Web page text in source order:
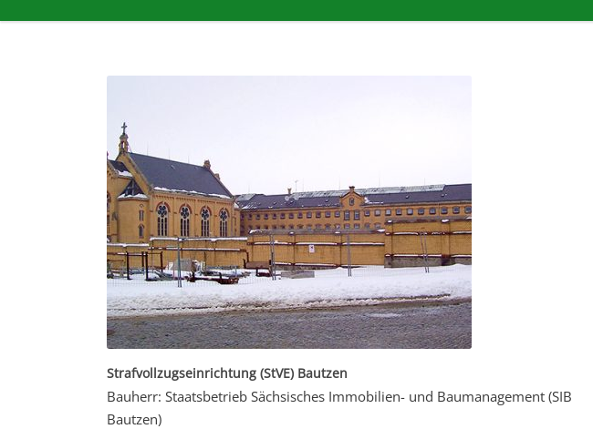
Strafvollzugseinrichtung (StVE) Bautzen
Bauherr: Staatsbetrieb Sächsisches Immobilien- und Baumanagement (SIB
Bautzen)